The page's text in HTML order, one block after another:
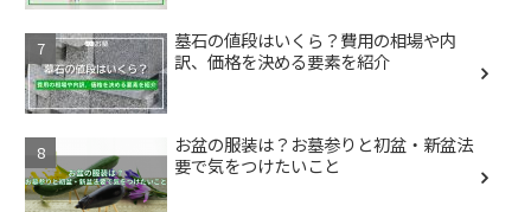
墓石の値段はいくら？費用の相場や内
訳、価格を決める要素を紹介
お盆の服装は？お墓参りと初盆・新盆法
要で気をつけたいこと